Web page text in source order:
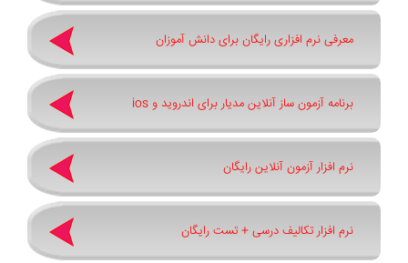
معرفی نرم افزاری رایگان برای دانش آموزان
برنامه آزمون ساز آنلاین مدیار برای اندروید و ios
نرم افزار آزمون آنلاین رایگان
نرم افزار تکالیف درسی + تست رایگان